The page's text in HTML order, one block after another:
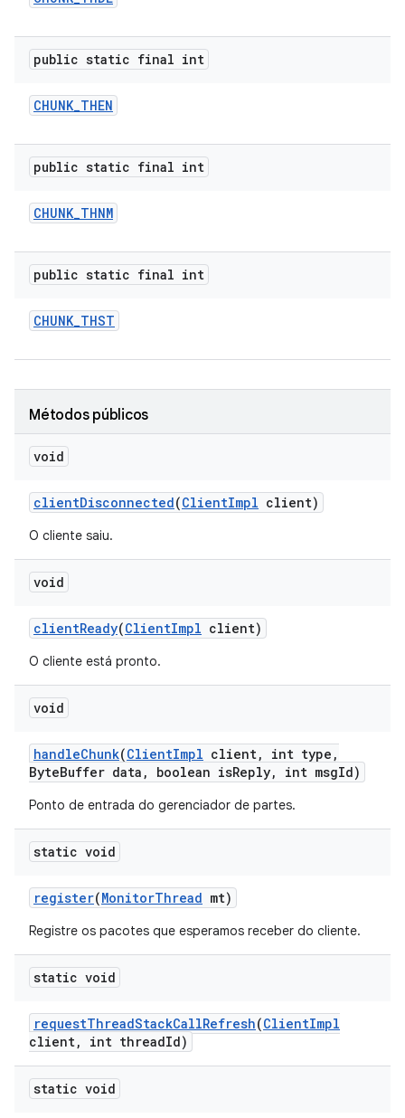
public static final int
CHUNK_THEN
public static final int
CHUNK_THNM
public static final int
CHUNK_THST
Métodos públicos
void
clientDisconnected(ClientImpl client)
O cliente saiu.
void
clientReady(ClientImpl client)
O cliente está pronto.
void
handleChunk(ClientImpl client, int type ,
ByteBuffer data , boolean isReply, int msgId)
Ponto de entrada do gerenciador de partes.
static void
register(MonitorThread mt)
Registre os pacotes que esperamos receber do cliente.
static void
requestThreadStackCallRefresh(ClientImpl
client, int threadId)
static void